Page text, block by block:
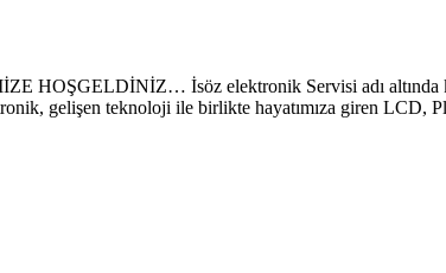
İsöz elektronik Servisi adı altında
gelişen teknoloji ile birlikte hayatımıza giren